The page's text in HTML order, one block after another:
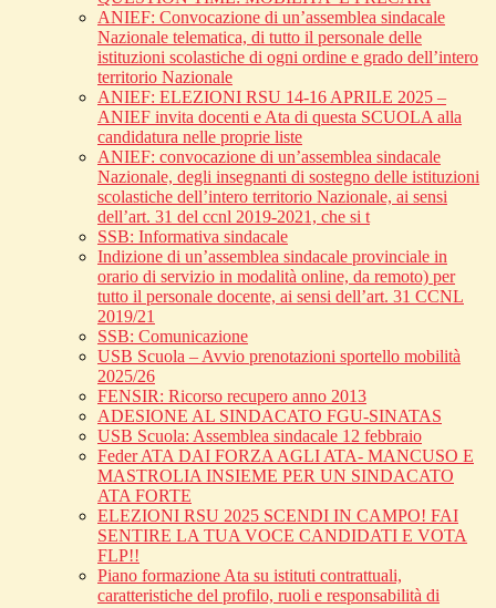
ANIEF: Convocazione di un’assemblea sindacale
Nazionale telematica, di tutto il personale delle
istituzioni scolastiche di ogni ordine e grado dell’intero
territorio Nazionale
ANIEF: ELEZIONI RSU 14-16 APRILE 2025 –
ANIEF invita docenti e Ata di questa SCUOLA alla
candidatura nelle proprie liste
ANIEF: convocazione di un’assemblea sindacale
Nazionale, degli insegnanti di sostegno delle istituzioni
scolastiche dell’intero territorio Nazionale, ai sensi
dell’art. 31 del ccnl 2019-2021, che si t
SSB: Informativa sindacale
Indizione di un’assemblea sindacale provinciale in
orario di servizio in modalità online, da remoto) per
tutto il personale docente, ai sensi dell’art. 31 CCNL
2019/21
SSB: Comunicazione
USB Scuola – Avvio prenotazioni sportello mobilità
2025/26
FENSIR: Ricorso recupero anno 2013
ADESIONE AL SINDACATO FGU-SINATAS
USB Scuola: Assemblea sindacale 12 febbraio
Feder ATA DAI FORZA AGLI ATA- MANCUSO E
MASTROLIA INSIEME PER UN SINDACATO
ATA FORTE
ELEZIONI RSU 2025 SCENDI IN CAMPO! FAI
SENTIRE LA TUA VOCE CANDIDATI E VOTA
FLP!!
Piano formazione Ata su istituti contrattuali,
caratteristiche del profilo, ruoli e responsabilità di